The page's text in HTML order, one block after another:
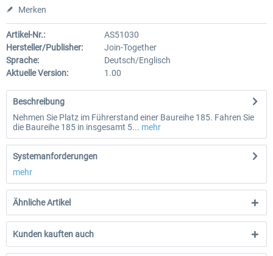
Merken
Artikel-Nr.:
AS51030
Hersteller/Publisher:
Join-Together
Sprache:
Deutsch/Englisch
Aktuelle Version:
1.00
Beschreibung
Nehmen Sie Platz im Führerstand einer Baureihe 185. Fahren Sie
die Baureihe 185 in insgesamt 5... mehr
Systemanforderungen
mehr
Ähnliche Artikel
Kunden kauften auch